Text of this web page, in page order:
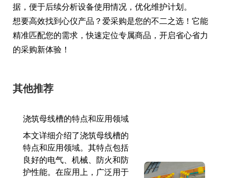
据，便于后续分析设备使用情况，优化维护计划。
想要高效找到心仪产品？爱采购是您的不二之选！它能
精准匹配您的需求，快速定位专属商品，开启省心省力
的采购新体验！
其他推荐
浇筑母线槽的特点和应用领域
本文详细介绍了浇筑母线槽的
特点和应用领域。其特点包括
良好的电气、机械、防火和防
护性能。在应用上，广泛用于